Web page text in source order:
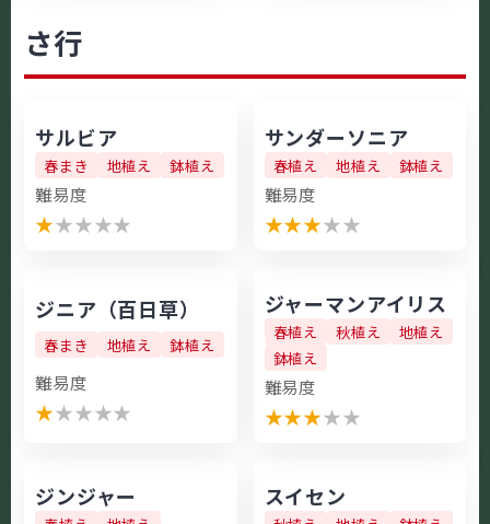
さ行
サルビア
春まき 地植え 鉢植え
難易度
★★★★★
サンダーソニア
春植え 地植え 鉢植え
難易度
★★★★★
ジニア（百日草）
春まき 地植え 鉢植え
難易度
★★★★★
ジャーマンアイリス
春植え 秋植え
地植え
鉢植え
難易度
★★★★★
ジンジャー スイセン